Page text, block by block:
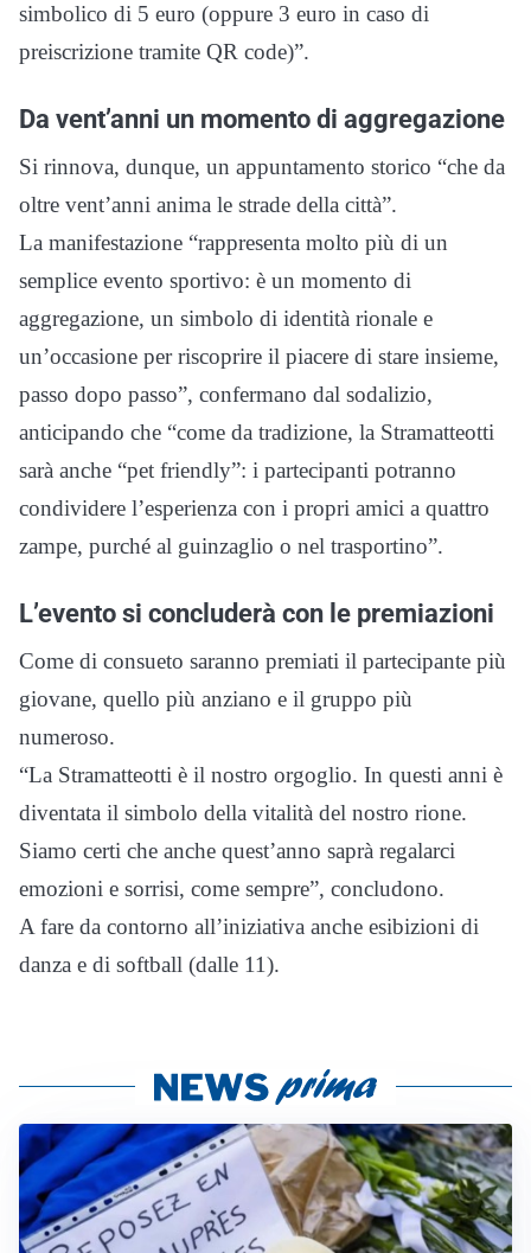
simbolico di 5 euro (oppure 3 euro in caso di
preiscrizione tramite QR code)”.
Da vent’anni un momento di aggregazione
Si rinnova, dunque, un appuntamento storico “che da
oltre vent’anni anima le strade della città”.
La manifestazione “rappresenta molto più di un
semplice evento sportivo: è un momento di
aggregazione, un simbolo di identità rionale e
un’occasione per riscoprire il piacere di stare insieme,
passo dopo passo”, confermano dal sodalizio,
anticipando che “come da tradizione, la Stramatteotti
sarà anche “pet friendly”: i partecipanti potranno
condividere l’esperienza con i propri amici a quattro
zampe, purché al guinzaglio o nel trasportino”.
L’evento si concluderà con le premiazioni
Come di consueto saranno premiati il partecipante più
giovane, quello più anziano e il gruppo più
numeroso.
“La Stramatteotti è il nostro orgoglio. In questi anni è
diventata il simbolo della vitalità del nostro rione.
Siamo certi che anche quest’anno saprà regalarci
emozioni e sorrisi, come sempre”, concludono.
A fare da contorno all’iniziativa anche esibizioni di
danza e di softball (dalle 11).